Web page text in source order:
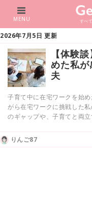
すべ
MENU
2026年7月5日 更新
【体験
めた私が
夫
子育て中に在宅ワークを始
がら在宅ワークに挑戦した
のギャップや、子育てと両
りんご87